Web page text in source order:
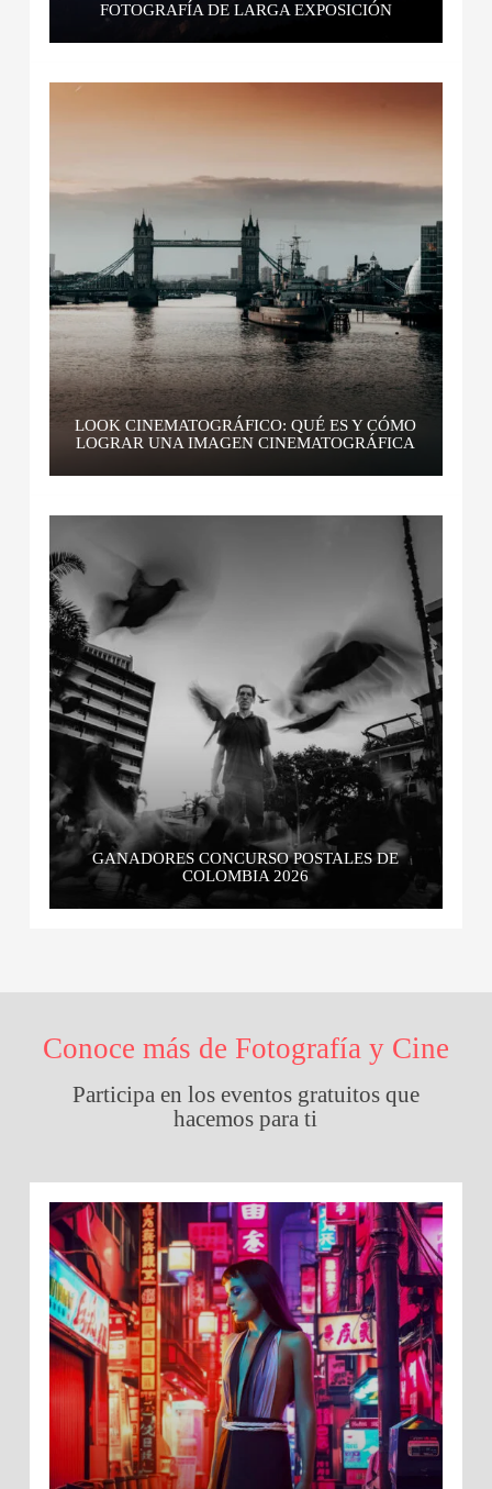
FOTOGRAFÍA DE LARGA EXPOSICIÓN
LOOK CINEMATOGRÁFICO: QUÉ ES Y CÓMO
LOGRAR UNA IMAGEN CINEMATOGRÁFICA
GANADORES CONCURSO POSTALES DE
COLOMBIA 2026
Conoce más de Fotografía y Cine
Participa en los eventos gratuitos que
hacemos para ti